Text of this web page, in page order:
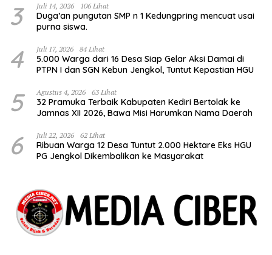
3 Juli 14, 2026 106 Lihat
Duga’an pungutan SMP n 1 Kedungpring mencuat usai
purna siswa.
4 Juli 17, 2026 84 Lihat
5.000 Warga dari 16 Desa Siap Gelar Aksi Damai di
PTPN I dan SGN Kebun Jengkol, Tuntut Kepastian HGU
5 Agustus 4, 2026 63 Lihat
32 Pramuka Terbaik Kabupaten Kediri Bertolak ke
Jamnas XII 2026, Bawa Misi Harumkan Nama Daerah
6 Juli 22, 2026 62 Lihat
Ribuan Warga 12 Desa Tuntut 2.000 Hektare Eks HGU
PG Jengkol Dikembalikan ke Masyarakat